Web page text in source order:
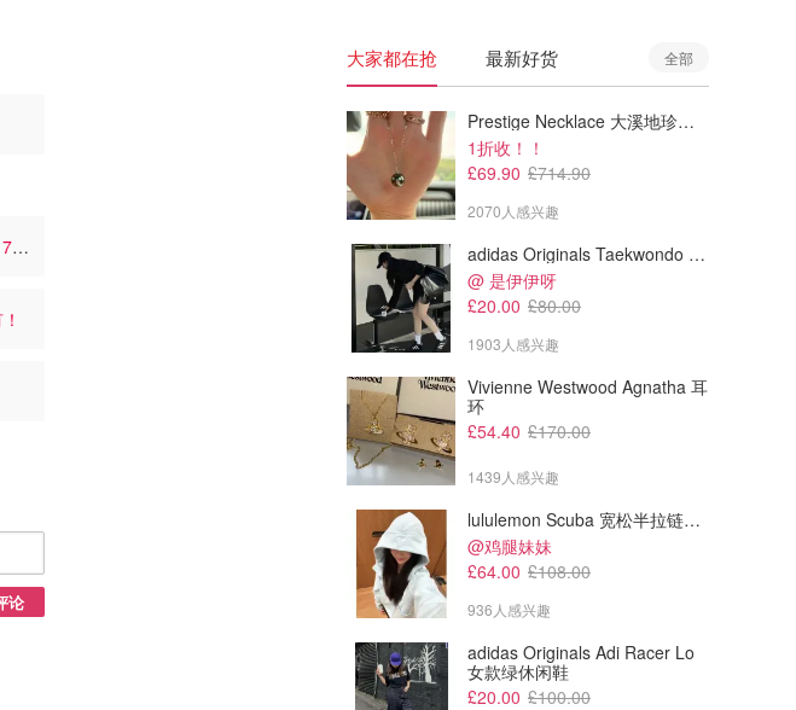
原
论
大家都在抢 最新好货 全部
Prestige Necklace 大溪地珍珠项链 10-11mm
1折收！！
£69.90 £714.90
2070人感兴趣
adidas Originals Taekwondo 女款黑色运动鞋
@ 是伊伊呀
£20.00 £80.00
1903人感兴趣
Vivienne Westwood Agnatha 耳
环
£54.40 £170.00
1439人感兴趣
lululemon Scuba 宽松半拉链卫衣
@鸡腿妹妹
£64.00 £108.00
936人感兴趣
adidas Originals Adi Racer Lo
女款绿休闲鞋
£20.00 £100.00